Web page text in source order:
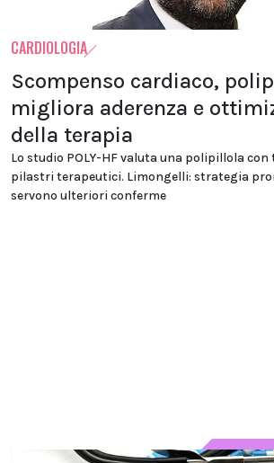
CARDIOLOGIA
Scompenso cardiaco,
migliora aderenza e
della terapia
Lo studio POLY-HF valuta una polipillola
pilastri terapeutici. Limongelli: strategia
servono ulteriori conferme